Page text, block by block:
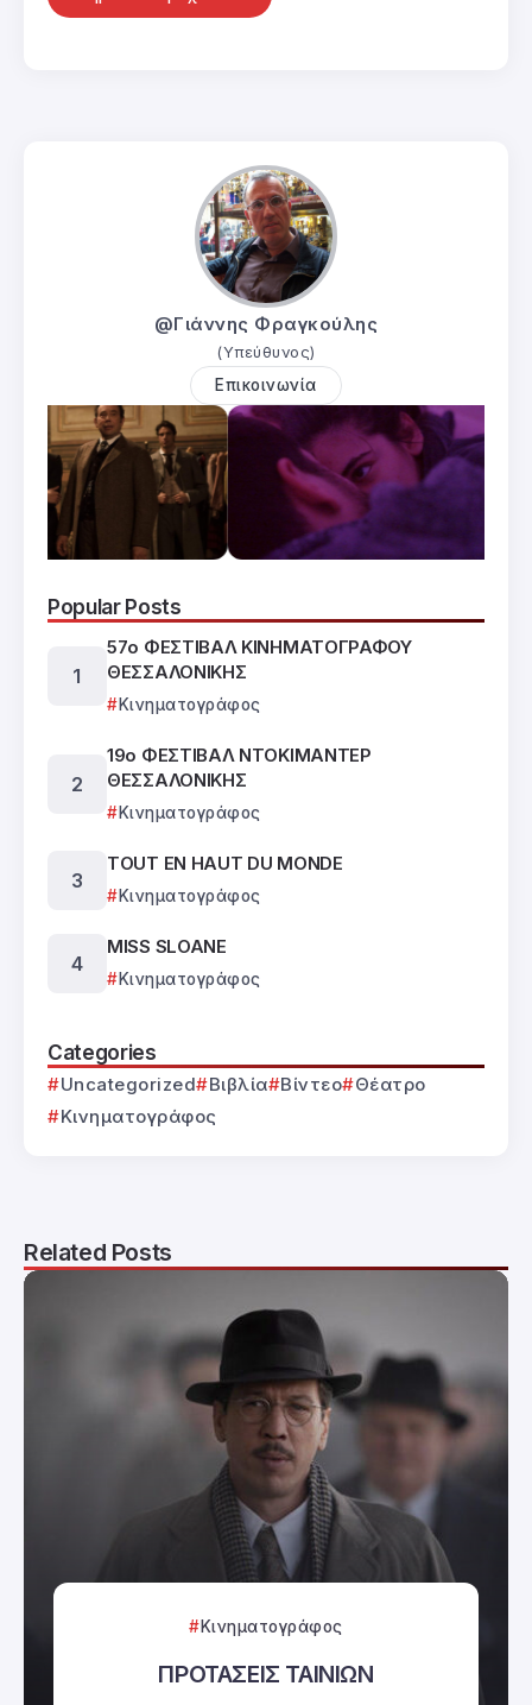
@Γιάννης Φραγκούλης
(Υπεύθυνος)
Επικοινωνία
Popular Posts
57ο ΦΕΣΤΙΒΑΛ ΚΙΝΗΜΑΤΟΓΡΑΦΟΥ
ΘΕΣΣΑΛΟΝΙΚΗΣ
Κινηματογράφος
19ο ΦΕΣΤΙΒΑΛ ΝΤΟΚΙΜΑΝΤΕΡ
ΘΕΣΣΑΛΟΝΙΚΗΣ
Κινηματογράφος
TOUT EN HAUT DU MONDE
Κινηματογράφος
MISS SLOANE
Κινηματογράφος
Categories
Uncategorized Βιβλία Βίντεο
Θέατρο
Κινηματογράφος
Related Posts
Κινηματογράφος
ΠΡΟΤΑΣΕΙΣ ΤΑΙΝΙΩΝ